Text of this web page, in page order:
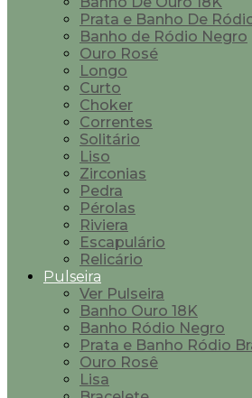
Prata e Banho De
Banho de Ródio Negro
Ouro Rosé
Longo
Curto
Choker
Correntes
Solitário
Liso
Zirconias
Pedra
Pérolas
Riviera
Escapulário
Relicário
Pulseira
Ver Pulseira
Banho Ouro 18K
Banho Ródio Negro
Prata e Banho Ródio
Ouro Rosê
Lisa